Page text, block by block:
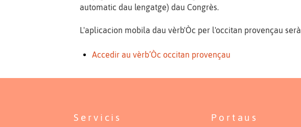
automatic dau lengatge) dau Congrès.
L'aplicacion mobila dau vèrb'Òc per l'occitan provençau
Accedir au vèrb’Òc occitan provençau
Servicis Portaus